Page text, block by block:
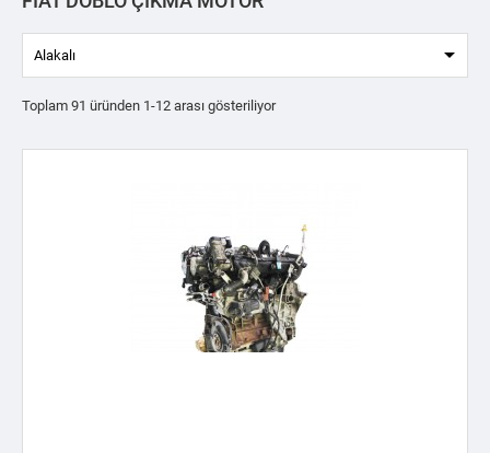
Alakalı 
Toplam 91 üründen 1-12 arası gösteriliyor